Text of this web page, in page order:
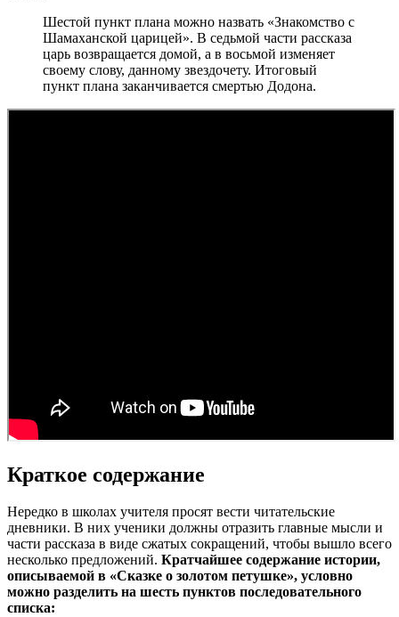
Шестой пункт плана можно назвать «Знакомство с
Шамаханской царицей». В седьмой части рассказа
царь возвращается домой, а в восьмой изменяет
своему слову, данному звездочету. Итоговый
пункт плана заканчивается смертью Додона.
Краткое содержание
Нередко в школах учителя просят вести читательские
дневники. В них ученики должны отразить главные мысли и
части рассказа в виде сжатых сокращений, чтобы вышло всего
несколько предложений. Кратчайшее содержание истории,
описываемой в «Сказке о золотом петушке», условно
можно разделить на шесть пунктов последовательного
списка: